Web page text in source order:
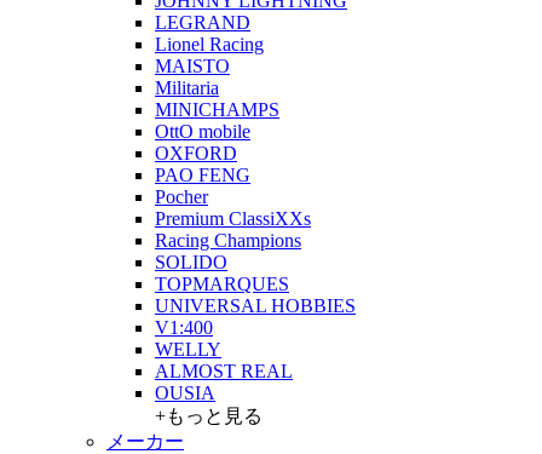
LEGRAND
Lionel Racing
MAISTO
Militaria
MINICHAMPS
OttO mobile
OXFORD
PAO FENG
Pocher
Premium ClassiXXs
Racing Champions
SOLIDO
TOPMARQUES
UNIVERSAL HOBBIES
V1:400
WELLY
ALMOST REAL
OUSIA
+もっと見る
メーカー